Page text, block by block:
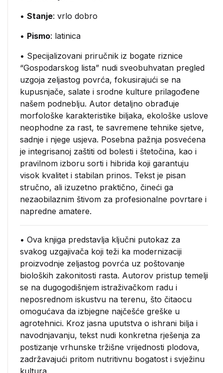
• Stanje: vrlo dobro
• Pismo: latinica
• Specijalizovani priručnik iz bogate riznice
“Gospodarskog lista” nudi sveobuhvatan pregled
uzgoja zeljastog povrća, fokusirajući se na
kupusnjače, salate i srodne kulture prilagođene
našem podneblju. Autor detaljno obrađuje
morfološke karakteristike biljaka, ekološke uslove
neophodne za rast, te savremene tehnike sjetve,
sadnje i njege usjeva. Posebna pažnja posvećena
je integrisanoj zaštiti od bolesti i štetočina, kao i
pravilnom izboru sorti i hibrida koji garantuju
visok kvalitet i stabilan prinos. Tekst je pisan
stručno, ali izuzetno praktično, čineći ga
nezaobilaznim štivom za profesionalne povrtare i
napredne amatere.
• Ova knjiga predstavlja ključni putokaz za
svakog uzgajivača koji teži ka modernizaciji
proizvodnje zeljastog povrća uz poštovanje
bioloških zakonitosti rasta. Autorov pristup temelji
se na dugogodišnjem istraživačkom radu i
neposrednom iskustvu na terenu, što čitaocu
omogućava da izbjegne najčešće greške u
agrotehnici. Kroz jasna uputstva o ishrani bilja i
navodnjavanju, tekst nudi konkretna rješenja za
postizanje vrhunske tržišne vrijednosti plodova,
zadržavajući pritom nutritivnu bogatost i svježinu
kultura.